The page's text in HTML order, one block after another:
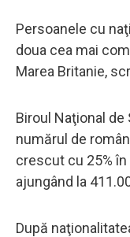
Persoanele cu
doua cea mai
Marea Britanie,
Biroul Naţional
numărul de
crescut cu 25%
ajungând la
După